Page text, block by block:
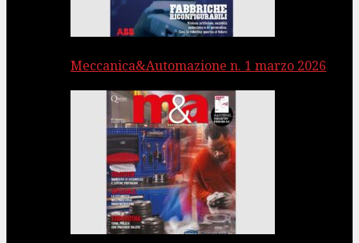
Meccanica&Automazione n. 1 marzo 2026